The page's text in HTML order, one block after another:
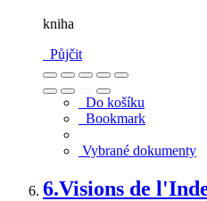
kniha
Půjčit
Do košíku
Bookmark
Vybrané dokumenty
6.Visions de